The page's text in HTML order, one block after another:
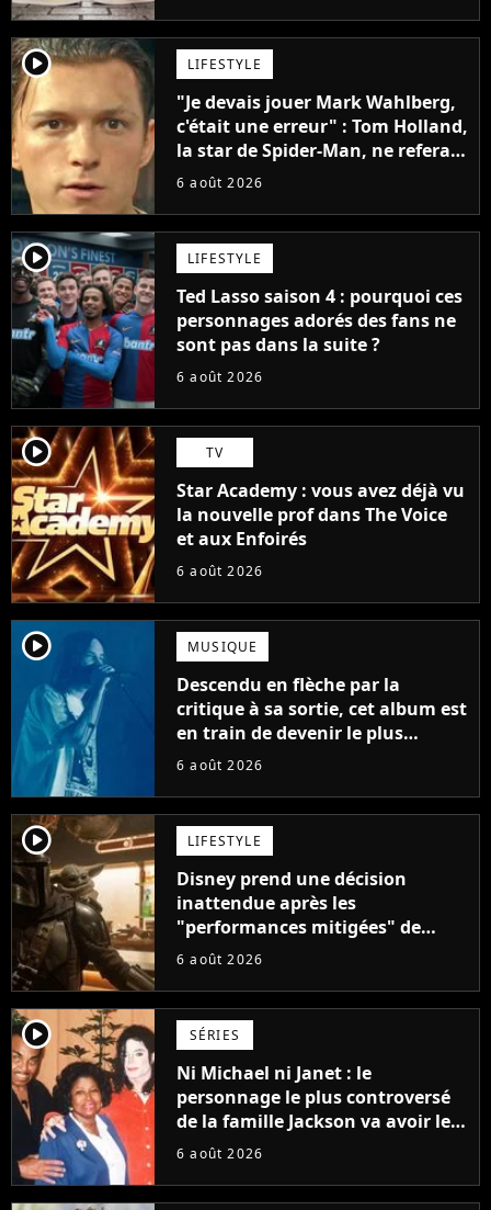
player2 LIFESTYLE
"Je devais jouer Mark Wahlberg,
c'était une erreur" : Tom Holland,
la star de Spider-Man, ne referait
pas ce blockbuster
6 août 2026
player2 LIFESTYLE
Ted Lasso saison 4 : pourquoi ces
personnages adorés des fans ne
sont pas dans la suite ?
6 août 2026
player2 TV
Star Academy : vous avez déjà vu
la nouvelle prof dans The Voice
et aux Enfoirés
6 août 2026
player2 MUSIQUE
Descendu en flèche par la
critique à sa sortie, cet album est
en train de devenir le plus
populaire de son auteur
6 août 2026
player2 LIFESTYLE
Disney prend une décision
inattendue après les
"performances mitigées" de
Vaiana et The Mandalorian &
6 août 2026
player2 SÉRIES
Ni Michael ni Janet : le
personnage le plus controversé
de la famille Jackson va avoir le
droit à sa propre série
6 août 2026